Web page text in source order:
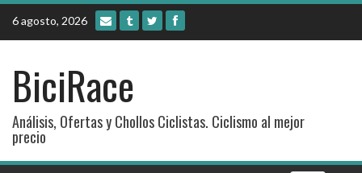
Skip
content
6 agosto, 2026
BiciRace
Análisis, Ofertas y Chollos Ciclistas. Ciclismo al mejor
precio